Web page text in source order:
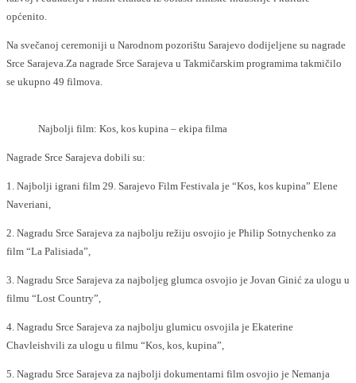
općenito.
Na svečanoj ceremoniji u Narodnom pozorištu Sarajevo dodijeljene su nagrade
Srce Sarajeva.Za nagrade Srce Sarajeva u Takmičarskim programima takmičilo
se ukupno 49 filmova.
Najbolji film: Kos, kos kupina – ekipa filma
Nagrade Srce Sarajeva dobili su:
1. Najbolji igrani film 29. Sarajevo Film Festivala je “Kos, kos kupina” Elene
Naveriani,
2. Nagradu Srce Sarajeva za najbolju režiju osvojio je Philip Sotnychenko za
film “La Palisiada”,
3. Nagradu Srce Sarajeva za najboljeg glumca osvojio je Jovan Ginić za ulogu u
filmu “Lost Country”,
4. Nagradu Srce Sarajeva za najbolju glumicu osvojila je Ekaterine
Chavleishvili za ulogu u filmu “Kos, kos, kupina”,
5. Nagradu Srce Sarajeva za najbolji dokumentarni film osvojio je Nemanja